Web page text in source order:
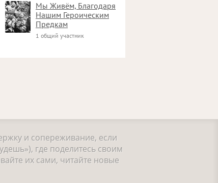
Мы Живём, Благодаря
Нашим Героическим
Предкам
1 общий участник
и сопереживание, если
где поделитесь своим
их сами, читайте новые